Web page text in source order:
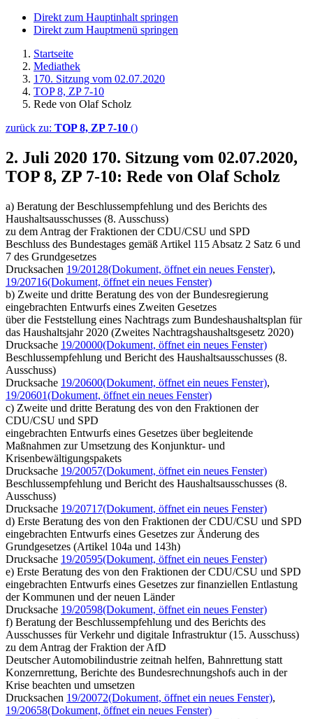
Direkt zum Hauptinhalt springen
Direkt zum Hauptmenü springen
Startseite
Mediathek
170. Sitzung vom 02.07.2020
TOP 8, ZP 7-10
Rede von Olaf Scholz
zurück zu: TOP 8, ZP 7-10 ()
2. Juli 2020 170. Sitzung vom 02.07.2020,
TOP 8, ZP 7-10: Rede von Olaf Scholz
a) Beratung der Beschlussempfehlung und des Berichts des
Haushaltsausschusses (8. Ausschuss)
zu dem Antrag der Fraktionen der CDU/CSU und SPD
Beschluss des Bundestages gemäß Artikel 115 Absatz 2 Satz 6 und
7 des Grundgesetzes
Drucksachen 19/20128(Dokument, öffnet ein neues Fenster),
19/20716(Dokument, öffnet ein neues Fenster)
b) Zweite und dritte Beratung des von der Bundesregierung
eingebrachten Entwurfs eines Zweiten Gesetzes
über die Feststellung eines Nachtrags zum Bundeshaushaltsplan für
das Haushaltsjahr 2020 (Zweites Nachtragshaushaltsgesetz 2020)
Drucksache 19/20000(Dokument, öffnet ein neues Fenster)
Beschlussempfehlung und Bericht des Haushaltsausschusses (8.
Ausschuss)
Drucksache 19/20600(Dokument, öffnet ein neues Fenster),
19/20601(Dokument, öffnet ein neues Fenster)
c) Zweite und dritte Beratung des von den Fraktionen der
CDU/CSU und SPD
eingebrachten Entwurfs eines Gesetzes über begleitende
Maßnahmen zur Umsetzung des Konjunktur- und
Krisenbewältigungspakets
Drucksache 19/20057(Dokument, öffnet ein neues Fenster)
Beschlussempfehlung und Bericht des Haushaltsausschusses (8.
Ausschuss)
Drucksache 19/20717(Dokument, öffnet ein neues Fenster)
d) Erste Beratung des von den Fraktionen der CDU/CSU und SPD
eingebrachten Entwurfs eines Gesetzes zur Änderung des
Grundgesetzes (Artikel 104a und 143h)
Drucksache 19/20595(Dokument, öffnet ein neues Fenster)
e) Erste Beratung des von den Fraktionen der CDU/CSU und SPD
eingebrachten Entwurfs eines Gesetzes zur finanziellen Entlastung
der Kommunen und der neuen Länder
Drucksache 19/20598(Dokument, öffnet ein neues Fenster)
f) Beratung der Beschlussempfehlung und des Berichts des
Ausschusses für Verkehr und digitale Infrastruktur (15. Ausschuss)
zu dem Antrag der Fraktion der AfD
Deutscher Automobilindustrie zeitnah helfen, Bahnrettung statt
Konzernrettung, Berichte des Bundesrechnungshofs auch in der
Krise beachten und umsetzen
Drucksachen 19/20072(Dokument, öffnet ein neues Fenster),
19/20658(Dokument, öffnet ein neues Fenster)